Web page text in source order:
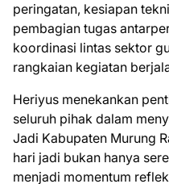
peringatan, kesiapan
pembagian tugas
koordinasi lintas sektor
rangkaian kegiatan
Heriyus menekankan
seluruh pihak dalam
Jadi Kabupaten Murung
hari jadi bukan hanya
menjadi momentum